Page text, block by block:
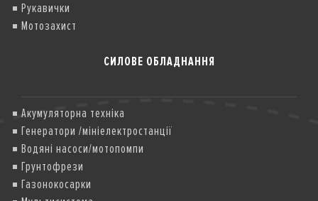
Рукавички
Мотозахист
СИЛОВЕ ОБЛАДНАННЯ
Акумуляторна техніка
Генератори /мініелектростанції
Водяні насоси/мотопомпи
Грунтофрези
Газонокосарки